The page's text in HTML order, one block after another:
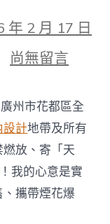
年 2 月 17 日
在
〈不
合
法
令
燃
放
煙
花
爆
尚無留言
州市花都區全
設計地帶及所有
放、寄「天
我的心意是實
、攜帶煙花爆